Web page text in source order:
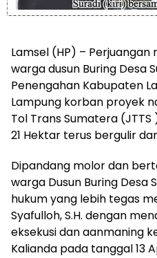
Lamsel (HP) –
warga dusun Buring Desa
Penengahan Kabupaten
Lampung korban proyek
Tol Trans Sumatera (JTTS
21 Hektar terus bergulir
Dipandang molor dan
warga Dusun Buring Desa
hukum yang lebih tegas
Syafulloh, S.H. dengan
eksekusi dan aanmaning
Kalianda pada tanggal 13